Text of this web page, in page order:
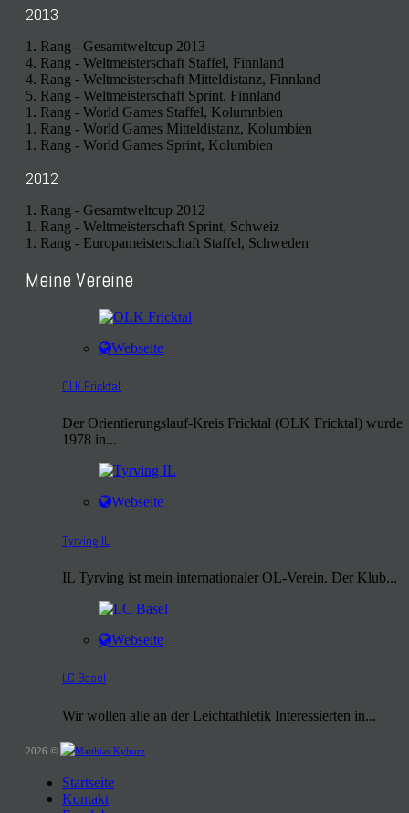
2013
1. Rang - Gesamtweltcup 2013
4. Rang - Weltmeisterschaft Staffel, Finnland
4. Rang - Weltmeisterschaft Mitteldistanz, Finnland
5. Rang - Weltmeisterschaft Sprint, Finnland
1. Rang - World Games Staffel, Kolumnbien
1. Rang - World Games Mitteldistanz, Kolumbien
1. Rang - World Games Sprint, Kolumbien
2012
1. Rang - Gesamtweltcup 2012
1. Rang - Weltmeisterschaft Sprint, Schweiz
1. Rang - Europameisterschaft Staffel, Schweden
Meine Vereine
Webseite
OLK Fricktal
Der Orientierungslauf-Kreis Fricktal (OLK Fricktal) wurde
1978 in...
Webseite
Tyrving IL
IL Tyrving ist mein internationaler OL-Verein. Der Klub...
Webseite
LC Basel
Wir wollen alle an der Leichtathletik Interessierten in...
2026 ©
Startseite
Kontakt